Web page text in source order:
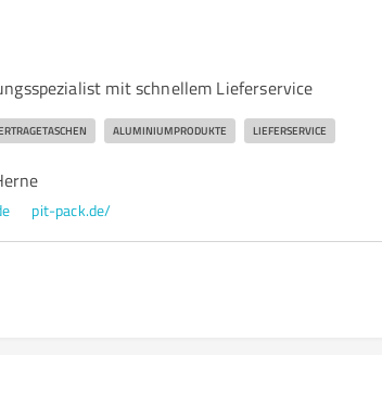
mit schnellem Lieferservice
ALUMINIUMPRODUKTE LIEFERSERVICE
pit-pack.de/